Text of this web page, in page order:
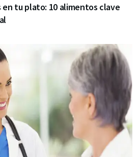
tu plato: 10 alimentos clave